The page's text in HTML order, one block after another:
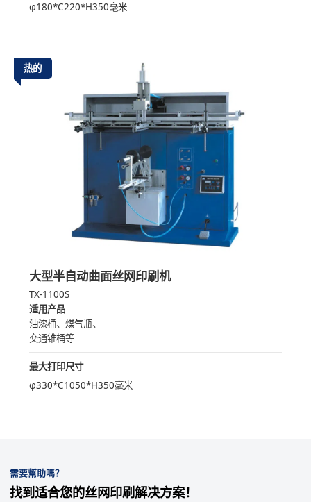
φ180*C220*H350毫米
热的
大型半自动曲面丝网印刷机
TX-1100S
适用产品
油漆桶、煤气瓶、
交通锥桶等
最大打印尺寸
φ330*C1050*H350毫米
需要幫助嗎？
找到适合您的丝网印刷解决方案！